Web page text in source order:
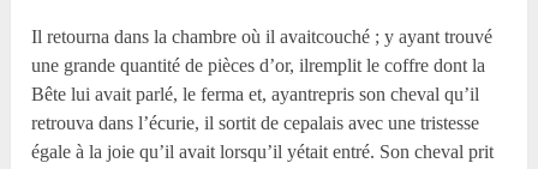
Il retourna dans la chambre où il avaitcouché ; y ayant trouvé
une grande quantité de pièces d’or, ilremplit le coffre dont la
Bête lui avait parlé, le ferma et, ayantrepris son cheval qu’il
retrouva dans l’écurie, il sortit de cepalais avec une tristesse
égale à la joie qu’il avait lorsqu’il yétait entré. Son cheval prit